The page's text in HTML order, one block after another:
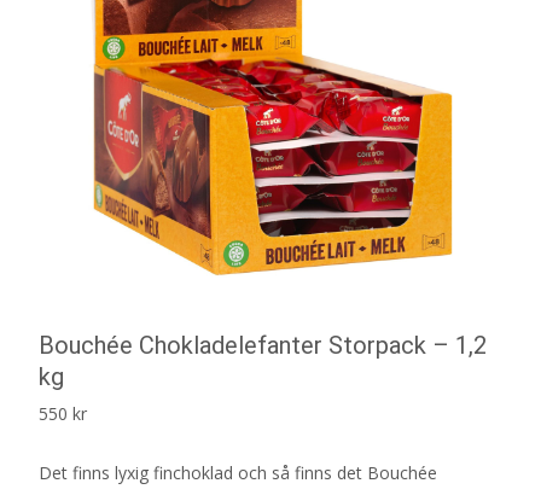
Bouchée Chokladelefanter Storpack – 1,2
kg
550 kr
Det finns lyxig finchoklad och så finns det Bouchée